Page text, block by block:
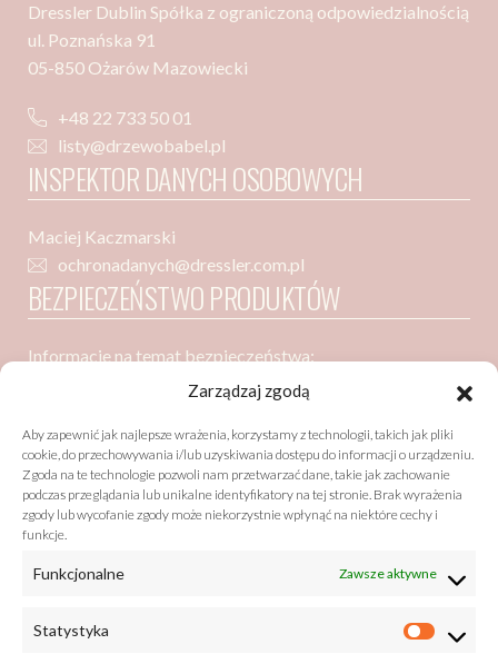
Zarządzaj zgodą
Aby zapewnić jak najlepsze wrażenia, korzystamy z technologii, takich jak pliki
cookie, do przechowywania i/lub uzyskiwania dostępu do informacji o urządzeniu.
Zgoda na te technologie pozwoli nam przetwarzać dane, takie jak zachowanie
podczas przeglądania lub unikalne identyfikatory na tej stronie. Brak wyrażenia
zgody lub wycofanie zgody może niekorzystnie wpłynąć na niektóre cechy i
funkcje.
Funkcjonalne Zawsze aktywne
Statystyka
Dressler Dublin Spółka z ograniczoną odpowiedzialnością
ul. Poznańska 91
05-850 Ożarów Mazowiecki
+48 22 733 50 01
listy@drzewobabel.pl
INSPEKTOR DANYCH OSOBOWYCH
Maciej Kaczmarski
ochronadanych@dressler.com.pl
BEZPIECZEŃSTWO PRODUKTÓW
Informacje na temat bezpieczeństwa:
Dressler Dublin Spółka z ograniczoną odpowiedzialnością
05-850 Ożarów Mazowiecki
Bezpieczeństwo zgodne z GPSR (General Product Safety
+48 22 733 50 01